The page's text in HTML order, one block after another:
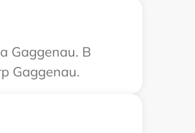
Gaggenau. В
Gaggenau.